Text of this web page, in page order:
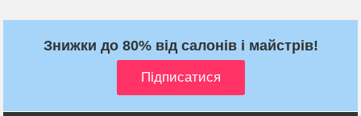
Знижки до 80% від салонів і майстрів!